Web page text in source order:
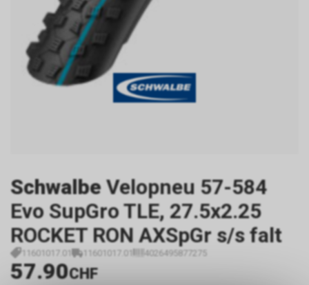
Schwalbe Velopneu 57-584
Evo SupGro TLE, 27.5x2.25
ROCKET RON AXSpGr s/s falt
11601017.01 11601017.01 4026495877275
57.90CHF